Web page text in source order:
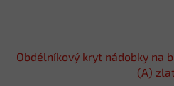
Obdélníkový kryt nádobky na
(A)